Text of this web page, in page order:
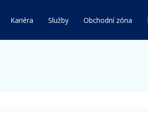
Kariéra Služby Obchodní zóna